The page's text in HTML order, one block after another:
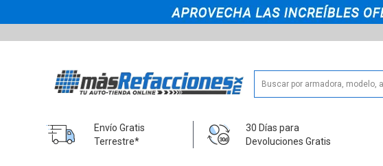
Envío Gratis
Terrestre*
30 Días para
Devoluciones Gratis